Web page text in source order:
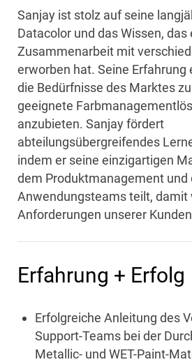
Sanjay ist stolz auf seine
Datacolor und das Wissen, das
Zusammenarbeit mit
erworben hat. Seine Erfahrung
die Bedürfnisse des Marktes
geeignete
anzubieten. Sanjay fördert
abteilungsübergreifendes
indem er seine einzigartigen
dem Produktmanagement und
Anwendungsteams teilt, damit
Anforderungen unserer
Erfahrung + Erfolg
Erfolgreiche Anleitung des
Support-Teams bei der
Metallic- und WET-Paint-